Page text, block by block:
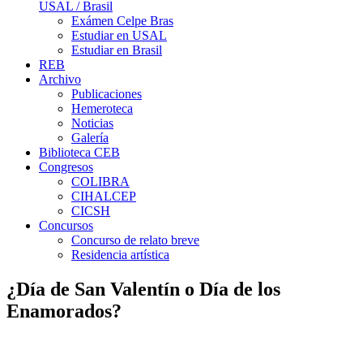
USAL / Brasil
Exámen Celpe Bras
Estudiar en USAL
Estudiar en Brasil
REB
Archivo
Publicaciones
Hemeroteca
Noticias
Galería
Biblioteca CEB
Congresos
COLIBRA
CIHALCEP
CICSH
Concursos
Concurso de relato breve
Residencia artística
¿Día de San Valentín o Día de los
Enamorados?